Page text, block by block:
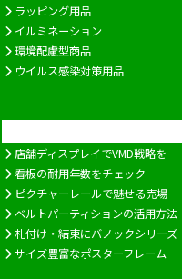
ラッピング用品
イルミネーション
環境配慮型商品
ウイルス感染対策用品
店舗ディスプレイでVMD戦略を
看板の耐用年数をチェック
ピクチャーレールで魅せる売場
ベルトパーティションの活用方法
札付け・結束にバノックシリーズ
サイズ豊富なポスターフレーム